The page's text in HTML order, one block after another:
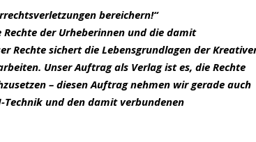
bereichern!“
der Urheberinnen und die damit
Rechte sichert die Lebensgrundlagen der
Unser Auftrag als Verlag ist es, die Rechte
– diesen Auftrag nehmen wir gerade auch
und den damit verbundenen